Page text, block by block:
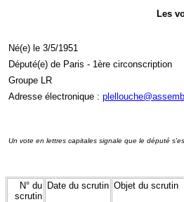
Les
Né(e) le 3/5/1951
Député(e) de Paris - 1ère circonscription
Groupe LR
Adresse électronique :
Un vote en lettres capitales signale que le député
N° du
scrutin
Date du scrutin Objet du scrutin